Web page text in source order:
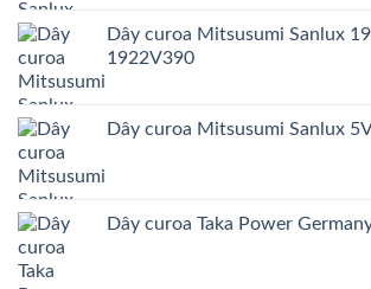
Dây curoa Mitsusumi Sanlux
1922V390
Dây curoa Mitsusumi Sanlux
Dây curoa Taka Power